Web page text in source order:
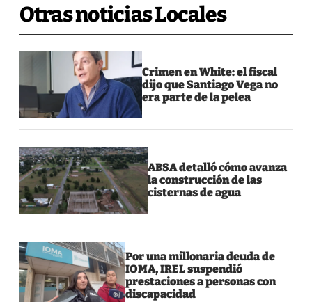
Otras noticias Locales
Crimen en White: el fiscal
dijo que Santiago Vega no
era parte de la pelea
ABSA detalló cómo avanza
la construcción de las
cisternas de agua
Por una millonaria deuda de
IOMA, IREL suspendió
prestaciones a personas con
discapacidad